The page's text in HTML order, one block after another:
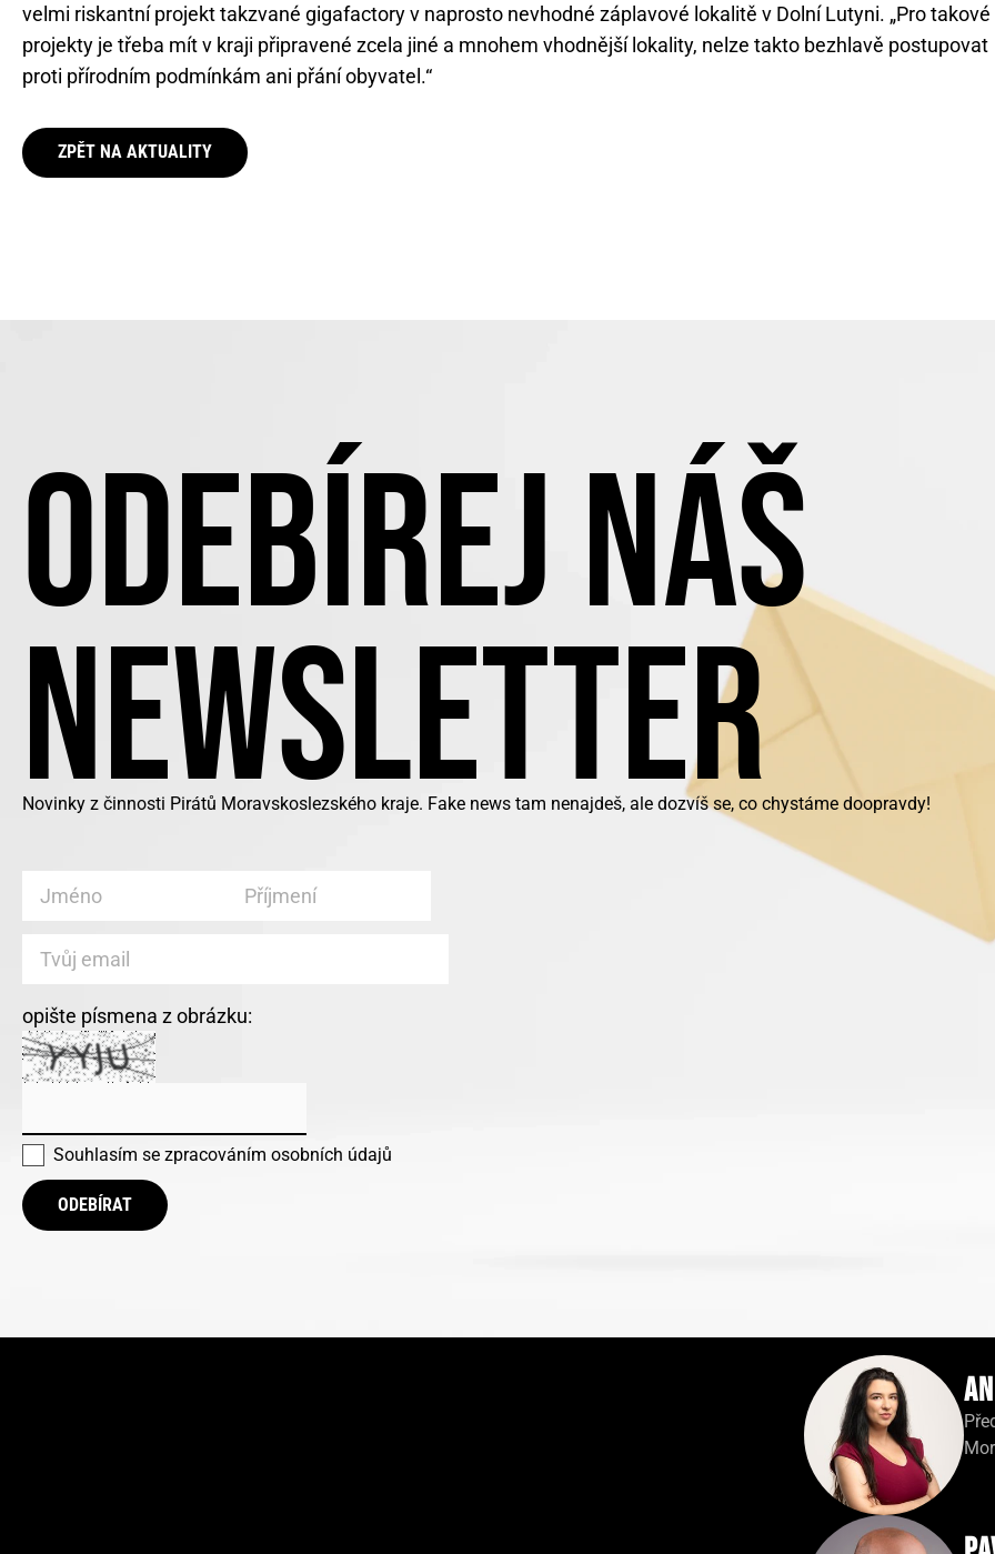
velmi riskantní projekt takzvané gigafactory v naprosto nevhodné záplavové lokalitě v Dolní Lutyni. „Pro takové
projekty je třeba mít v kraji připravené zcela jiné a mnohem vhodnější lokality, nelze takto bezhlavě postupovat
proti přírodním podmínkám ani přání obyvatel.“
ZPĚT NA AKTUALITY
ODEBÍREJ NÁŠ
NEWSLETTER
Novinky z činnosti Pirátů Moravskoslezského kraje. Fake news tam nenajdeš, ale dozvíš se, co chystáme doopravdy!
opište písmena z obrázku:
Souhlasím se zpracováním osobních údajů
ODEBÍRAT